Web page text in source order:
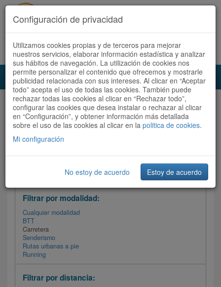
Acceder Registrate ahora Español | Català
Audioruta Todas las rutas
Todas las rutas
Ordenar por: Más recientes /
Filtrar las rutas
Filtrar por modalidad:
Cualquier modalidad
BTT
Carretera
Senderismo
Rutas urbanas a pie
Running
Filtrar por distancia:
Configuración de privacidad
Utilizamos cookies propias y de terceros para mejorar
nuestros servicios, elaborar información estadística y analizar
sus hábitos de navegación. La utilización de cookies nos
permite personalizar el contenido que ofrecemos y mostrarle
publicidad relacionada con sus intereses. Al clicar en “Aceptar
todo” acepta el uso de todas las cookies. También puede
rechazar todas las cookies al clicar en “Rechazar todo”,
configurar las cookies que desea instalar o rechazar al clicar
en “Configuración”, y obtener información más detallada
sobre el uso de las cookies al clicar en la politica de cookies.
Mi configuración
No estoy de acuerdo Estoy de acuerdo